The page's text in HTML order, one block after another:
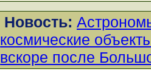
Новость:
космические
вскоре после